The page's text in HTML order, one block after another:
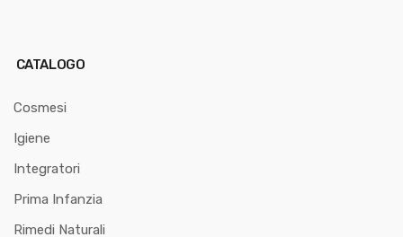
CATALOGO
Cosmesi
Igiene
Integratori
Prima Infanzia
Rimedi Naturali